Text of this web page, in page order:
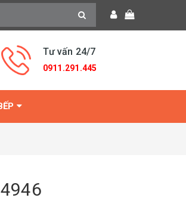
Tư vấn 24/7
0911.291.445